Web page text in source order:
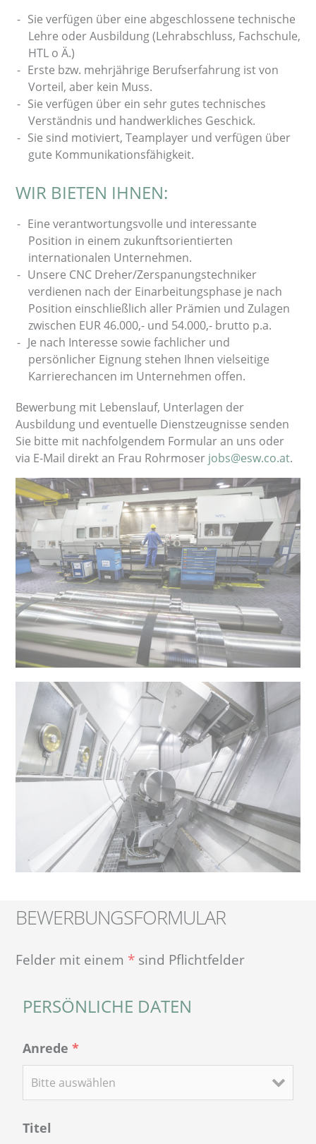
Sie verfügen über eine abgeschlossene technische
Lehre oder Ausbildung (Lehrabschluss, Fachschule,
HTL o Ä.)
Erste bzw. mehrjährige Berufserfahrung ist von
Vorteil, aber kein Muss.
Sie verfügen über ein sehr gutes technisches
Verständnis und handwerkliches Geschick.
Sie sind motiviert, Teamplayer und verfügen über
gute Kommunikationsfähigkeit.
WIR BIETEN IHNEN:
Eine verantwortungsvolle und interessante
Position in einem zukunftsorientierten
internationalen Unternehmen.
Unsere CNC Dreher/Zerspanungstechniker
verdienen nach der Einarbeitungsphase je nach
Position einschließlich aller Prämien und Zulagen
zwischen EUR 46.000,- und 54.000,- brutto p.a.
Je nach Interesse sowie fachlicher und
persönlicher Eignung stehen Ihnen vielseitige
Karrierechancen im Unternehmen offen.
Bewerbung mit Lebenslauf, Unterlagen der
Ausbildung und eventuelle Dienstzeugnisse senden
Sie bitte mit nachfolgendem Formular an uns oder
via E-Mail direkt an Frau Rohrmoser jobs@esw.co.at.
BEWERBUNGSFORMULAR
Felder mit einem * sind Pflichtfelder
PERSÖNLICHE DATEN
Anrede *
Titel